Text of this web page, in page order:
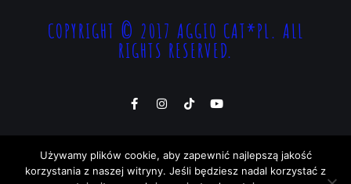
COPYRIGHT © 2017 AGGIO CAT*PL. ALL
RIGHTS RESERVED.
Używamy plików cookie, aby zapewnić najlepszą jakość
korzystania z naszej witryny. Jeśli będziesz nadal korzystać z